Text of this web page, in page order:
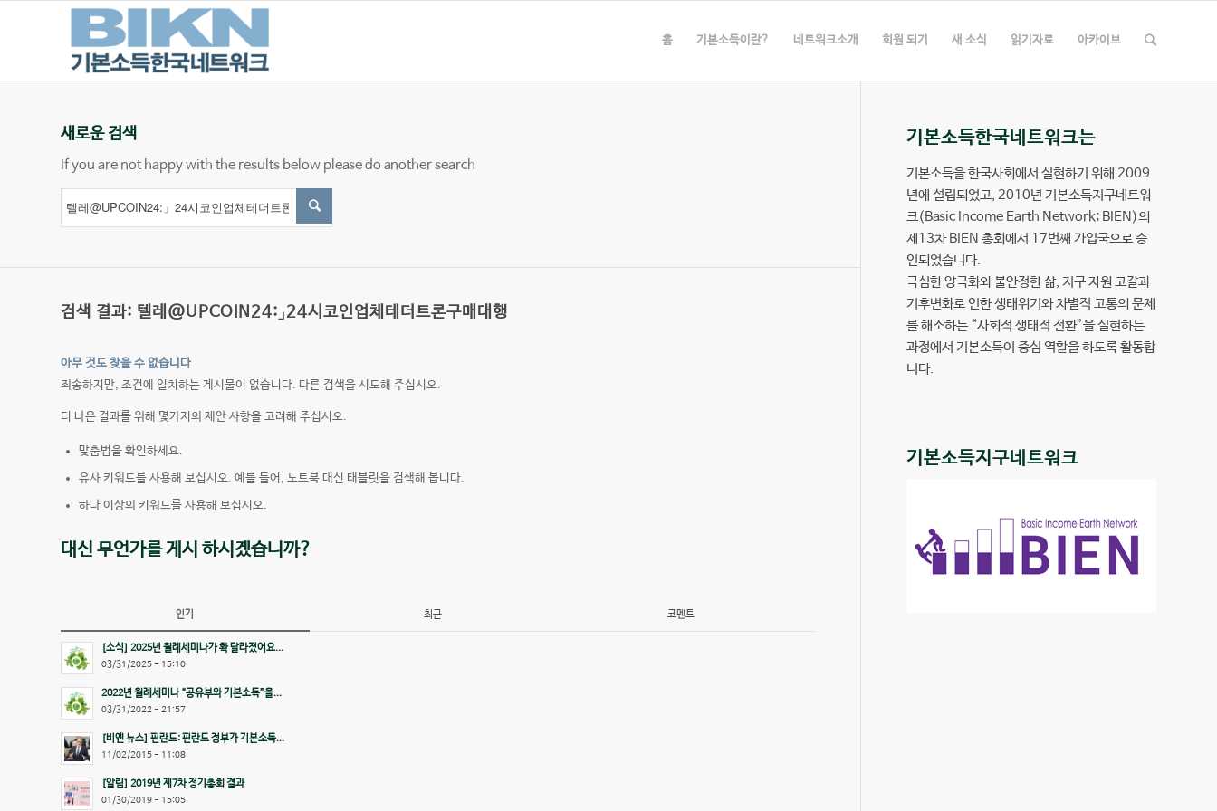
홈 기본소득이란? 네트워크소개 회원 되기 새 소식 읽기자료 아카이브
새로운 검색
If you are not happy with the results below please do another search
검색 결과: 텔레@UPCOIN24:」24시코인업체테더트론구매대행
아무 것도 찾을 수 없습니다
죄송하지만, 조건에 일치하는 게시물이 없습니다. 다른 검색을 시도해 주십시오.
더 나은 결과를 위해 몇가지의 제안 사항을 고려해 주십시오.
맞춤법을 확인하세요.
유사 키워드를 사용해 보십시오. 예를 들어, 노트북 대신 태블릿을 검색해 봅니다.
하나 이상의 키워드를 사용해 보십시오.
대신 무언가를 게시 하시겠습니까?
인기 최근 코멘트
[소식] 2025년 월례세미나가 확 달라졌어요...
03/31/2025 - 15:10
2022년 월례세미나 “공유부와 기본소득”을...
03/31/2022 - 21:57
[비엔 뉴스] 핀란드: 핀란드 정부가 기본소득...
11/02/2015 - 11:08
[알림] 2019년 제7차 정기총회 결과
01/30/2019 - 15:05
기본소득한국네트워크는
기본소득을 한국사회에서 실현하기 위해 2009
년에 설립되었고, 2010년 기본소득지구네트워
크(Basic Income Earth Network; BIEN)의
제13차 BIEN 총회에서 17번째 가입국으로 승
인되었습니다.
극심한 양극화와 불안정한 삶, 지구 자원 고갈과
기후변화로 인한 생태위기와 차별적 고통의 문제
를 해소하는 “사회적 생태적 전환”을 실현하는
과정에서 기본소득이 중심 역할을 하도록 활동합
니다.
기본소득지구네트워크